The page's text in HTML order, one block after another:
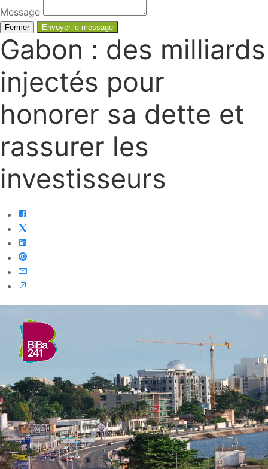
Message
Fermer Envoyer le message
Gabon : des milliards
injectés pour
honorer sa dette et
rassurer les
investisseurs